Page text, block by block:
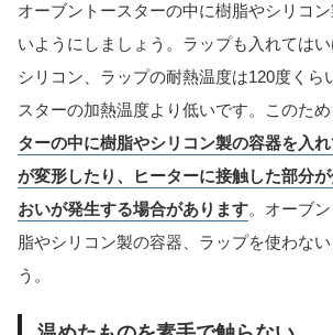
オーブントースターの中に樹脂やシリコ
いようにしましょう。ラップも入れては
シリコン、ラップの耐熱温度は120度くら
スターの加熱温度より低いです。このため
ターの中に樹脂やシリコン製の容器を入
が変形したり、ヒーターに接触した部分
おいが発生する場合があります。オーブ
脂やシリコン製の容器、ラップを使わな
う。